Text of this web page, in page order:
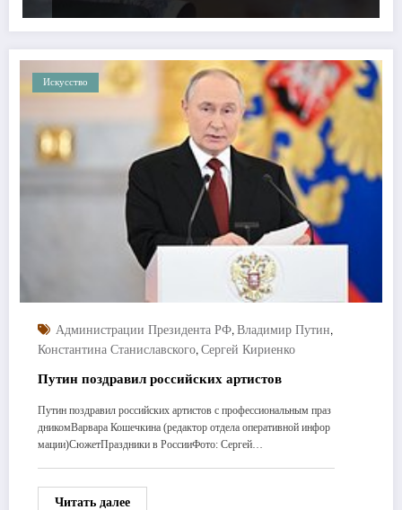
Искусство
Администрации Президента РФ, Владимир Путин,
Константина Станиславского, Сергей Кириенко
Путин поздравил российских артистов
Путин поздравил российских артистов с профессиональным праз
дникомВарвара Кошечкина (редактор отдела оперативной инфор
мации)СюжетПраздники в РоссииФото: Сергей…
Читать далее